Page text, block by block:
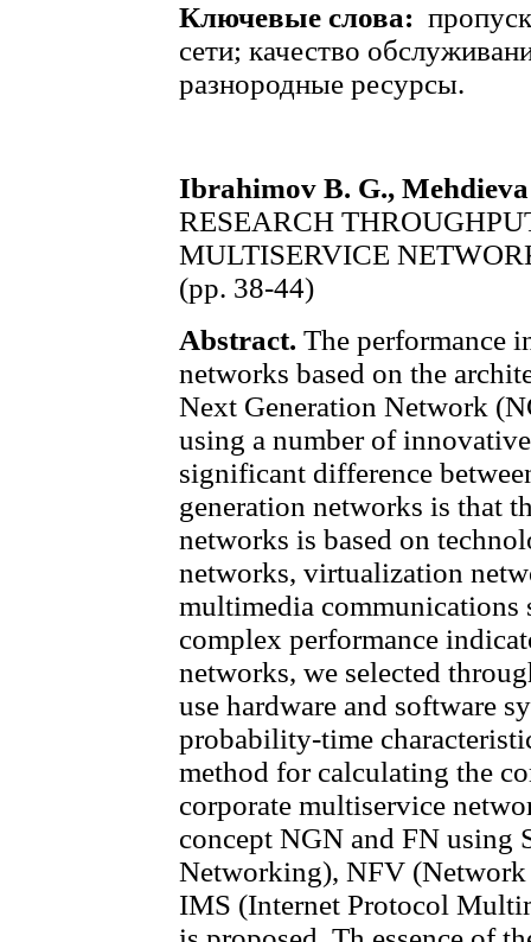
Ключевые слова:
сети; качество
разнородные ресурсы.
Ibrahimov B. G.,
RESEARCH
MULTISERVICE
(pp. 38-44)
Abstract. The performance
networks based on the
Next Generation Network
using a number of
significant difference
generation networks is that
networks is based on
networks, virtualization
multimedia communications
complex performance
networks, we selected
use hardware and software
probability-time
method for calculating the
corporate multiservice
concept NGN and FN using
Networking), NFV
IMS (Internet Protocol